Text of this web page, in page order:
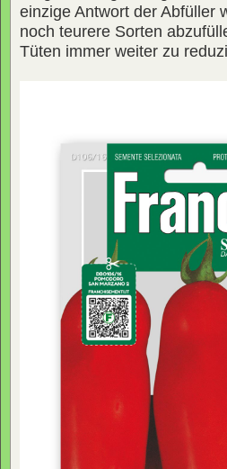
einzige Antwort der Abfüller
noch teurere Sorten
Tüten immer weiter zu